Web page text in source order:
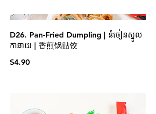
D26. Pan-Fried Dumpling | នំចៀនស្នូល
កាឆាយ | 香煎锅贴饺
$4.90